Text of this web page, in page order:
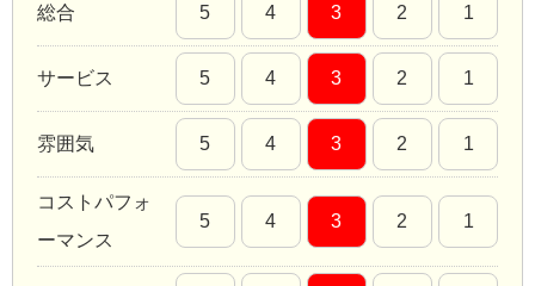
総合 5 4 3 2 1
サービス 5 4 3 2 1
雰囲気 5 4 3 2 1
コストパフォ
ーマンス
5 4 3 2 1